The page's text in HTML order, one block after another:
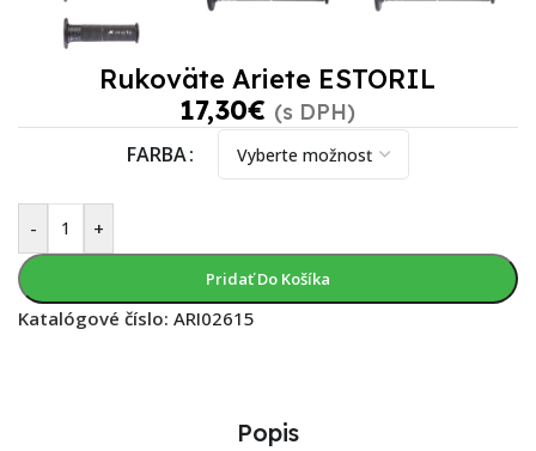
Rukoväte Ariete ESTORIL
17,30€ (s DPH)
FARBA
- +
Pridať Do Košíka
Katalógové číslo: ARI02615
Popis